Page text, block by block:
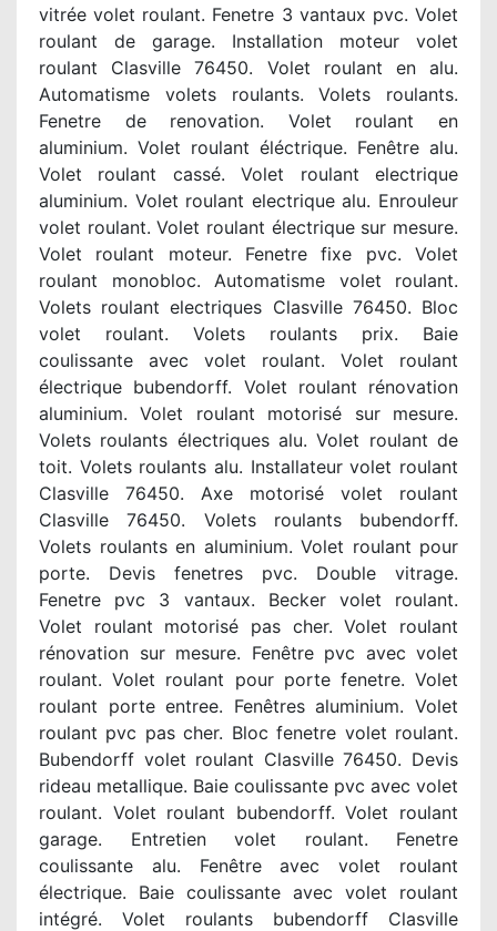
vitrée volet roulant. Fenetre 3 vantaux pvc. Volet
roulant de garage. Installation moteur volet
roulant Clasville 76450. Volet roulant en alu.
Automatisme volets roulants. Volets roulants.
Fenetre de renovation. Volet roulant en
aluminium. Volet roulant éléctrique. Fenêtre alu.
Volet roulant cassé. Volet roulant electrique
aluminium. Volet roulant electrique alu. Enrouleur
volet roulant. Volet roulant électrique sur mesure.
Volet roulant moteur. Fenetre fixe pvc. Volet
roulant monobloc. Automatisme volet roulant.
Volets roulant electriques Clasville 76450. Bloc
volet roulant. Volets roulants prix. Baie
coulissante avec volet roulant. Volet roulant
électrique bubendorff. Volet roulant rénovation
aluminium. Volet roulant motorisé sur mesure.
Volets roulants électriques alu. Volet roulant de
toit. Volets roulants alu. Installateur volet roulant
Clasville 76450. Axe motorisé volet roulant
Clasville 76450. Volets roulants bubendorff.
Volets roulants en aluminium. Volet roulant pour
porte. Devis fenetres pvc. Double vitrage.
Fenetre pvc 3 vantaux. Becker volet roulant.
Volet roulant motorisé pas cher. Volet roulant
rénovation sur mesure. Fenêtre pvc avec volet
roulant. Volet roulant pour porte fenetre. Volet
roulant porte entree. Fenêtres aluminium. Volet
roulant pvc pas cher. Bloc fenetre volet roulant.
Bubendorff volet roulant Clasville 76450. Devis
rideau metallique. Baie coulissante pvc avec volet
roulant. Volet roulant bubendorff. Volet roulant
garage. Entretien volet roulant. Fenetre
coulissante alu. Fenêtre avec volet roulant
électrique. Baie coulissante avec volet roulant
intégré. Volet roulants bubendorff Clasville